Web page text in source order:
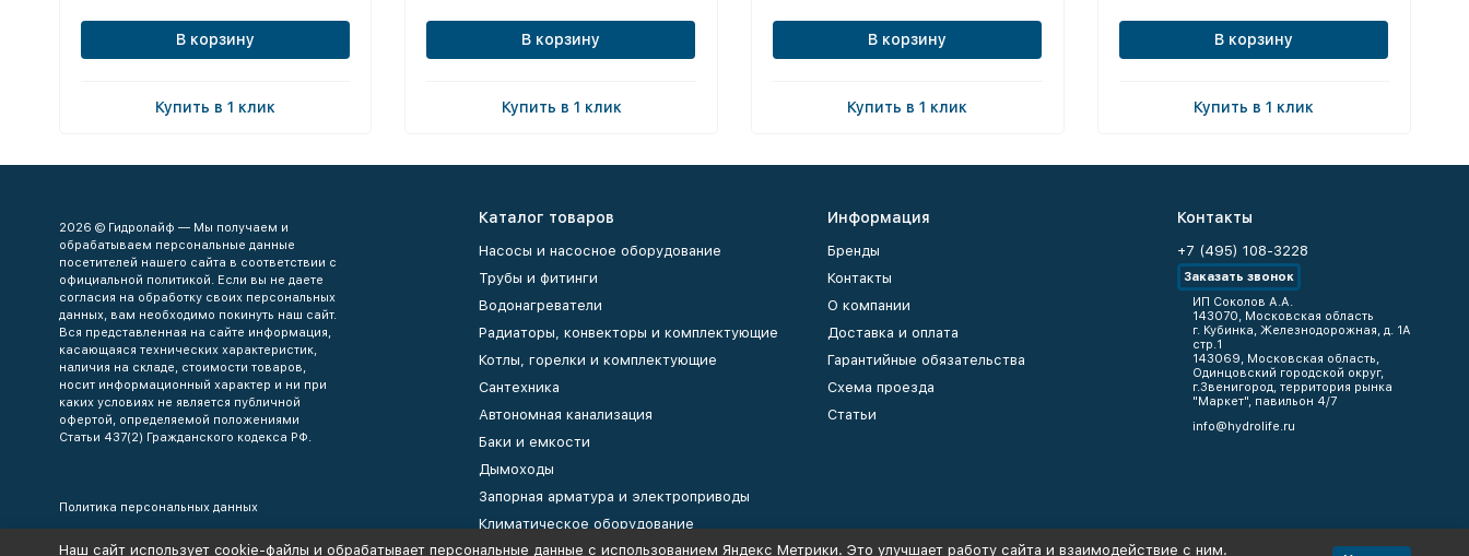
В корзину
Купить в 1 клик
В корзину
Купить в 1 клик
В корзину
Купить в 1 клик
В корзину
Купить в 1 клик
2026 © Гидролайф — Мы получаем и
обрабатываем персональные данные
посетителей нашего сайта в соответствии с
официальной политикой. Если вы не даете
согласия на обработку своих персональных
данных, вам необходимо покинуть наш сайт.
Вся представленная на сайте информация,
касающаяся технических характеристик,
наличия на складе, стоимости товаров,
носит информационный характер и ни при
каких условиях не является публичной
офертой, определяемой положениями
Статьи 437(2) Гражданского кодекса РФ.
Политика персональных данных
Каталог товаров
Насосы и насосное оборудование
Трубы и фитинги
Водонагреватели
Радиаторы, конвекторы и комплектующие
Котлы, горелки и комплектующие
Сантехника
Автономная канализация
Баки и емкости
Дымоходы
Запорная арматура и электроприводы
Климатическое оборудование
Коллекторы и коллекторные группы
Информация
Бренды
Контакты
О компании
Доставка и оплата
Гарантийные обязательства
Схема проезда
Статьи
Контакты
+7 (495) 108-3228
Заказать звонок
ИП Соколов А.А.
143070, Московская область
г. Кубинка, Железнодорожная, д. 1А
стр.1
143069, Московская область,
Одинцовский городской округ,
г.Звенигород, территория рынка
"Маркет", павильон 4/7
info@hydrolife.ru
Наш сайт использует cookie-файлы и обрабатывает персональные данные с использованием Яндекс Метрики. Это улучшает работу сайта и взаимодействие с ним.